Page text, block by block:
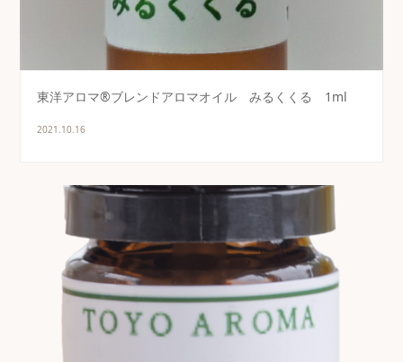
東洋アロマ®ブレンドアロマオイル みるくくる 1ml
2021.10.16